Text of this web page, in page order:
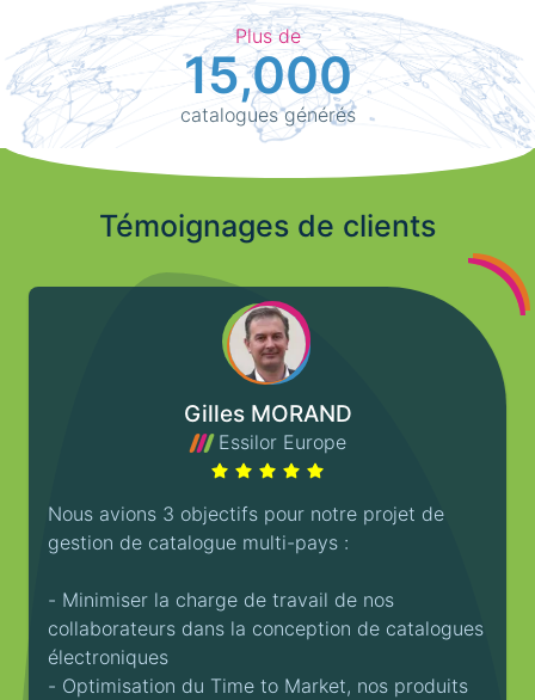
Plus de
15,000
catalogues générés
Témoignages de clients
Nous avions 3 objectifs pour notre projet de
gestion de catalogue multi-pays :
- Minimiser la charge de travail de nos
collaborateurs dans la conception de catalogues
électroniques
- Optimisation du Time to Market, nos produits
Gilles MORAND
Essilor Europe